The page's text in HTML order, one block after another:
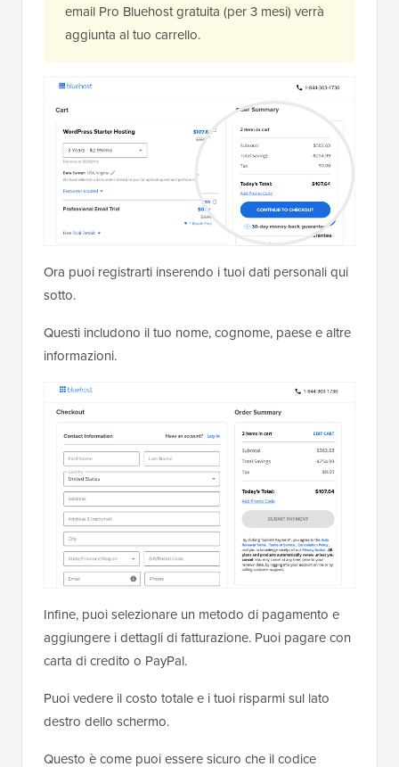
email Pro Bluehost gratuita (per 3 mesi) verrà
aggiunta al tuo carrello.
Ora puoi registrarti inserendo i tuoi dati personali qui
sotto.
Questi includono il tuo nome, cognome, paese e altre
informazioni.
Infine, puoi selezionare un metodo di pagamento e
aggiungere i dettagli di fatturazione. Puoi pagare con
carta di credito o PayPal.
Puoi vedere il costo totale e i tuoi risparmi sul lato
destro dello schermo.
Questo è come puoi essere sicuro che il codice